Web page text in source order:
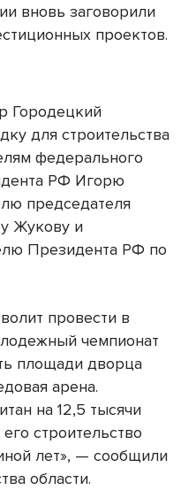
вновь заговорили
проектов.
Городецкий
для строительства
федерального
РФ Игорю
председателя
Жукову и
Президента РФ по
провести в
чемпионат
площади дворца
арена.
на 12,5 тысячи
строительство
лет», — сообщили
области.